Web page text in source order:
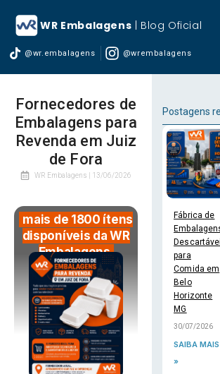
WR Embalagens | Blog Oficial
@wr.embalagens @wrembalagens
Fornecedores de
Embalagens para
Revenda em Juiz
de Fora
WR Embalagens | 13/06/2026
mais de 1800 ítens
disponíveis da WR
Embalagens
Postagens
Fábrica de
para
Comida em
Belo
Horizonte
MG
30/07/2026
SAIBA MAIS
»